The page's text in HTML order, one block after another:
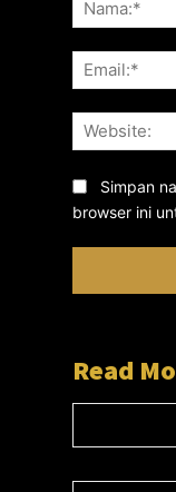
Simpan
browser ini
Read